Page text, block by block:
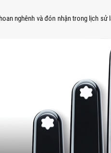
nghênh và đón nhận trong lịch sử